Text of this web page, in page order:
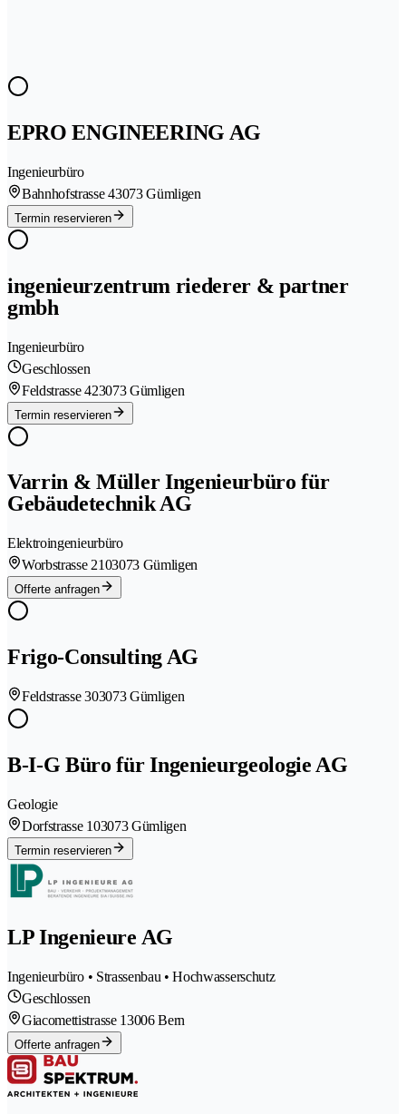
EPRO ENGINEERING AG
Ingenieurbüro
Bahnhofstrasse 43073 Gümligen
Termin reservieren
ingenieurzentrum riederer & partner
gmbh
Ingenieurbüro
Geschlossen
Feldstrasse 423073 Gümligen
Termin reservieren
Varrin & Müller Ingenieurbüro für
Gebäudetechnik AG
Elektroingenieurbüro
Worbstrasse 2103073 Gümligen
Offerte anfragen
Frigo-Consulting AG
Feldstrasse 303073 Gümligen
B-I-G Büro für Ingenieurgeologie AG
Geologie
Dorfstrasse 103073 Gümligen
Termin reservieren
LP Ingenieure AG
Ingenieurbüro • Strassenbau • Hochwasserschutz
Geschlossen
Giacomettistrasse 13006 Bern
Offerte anfragen